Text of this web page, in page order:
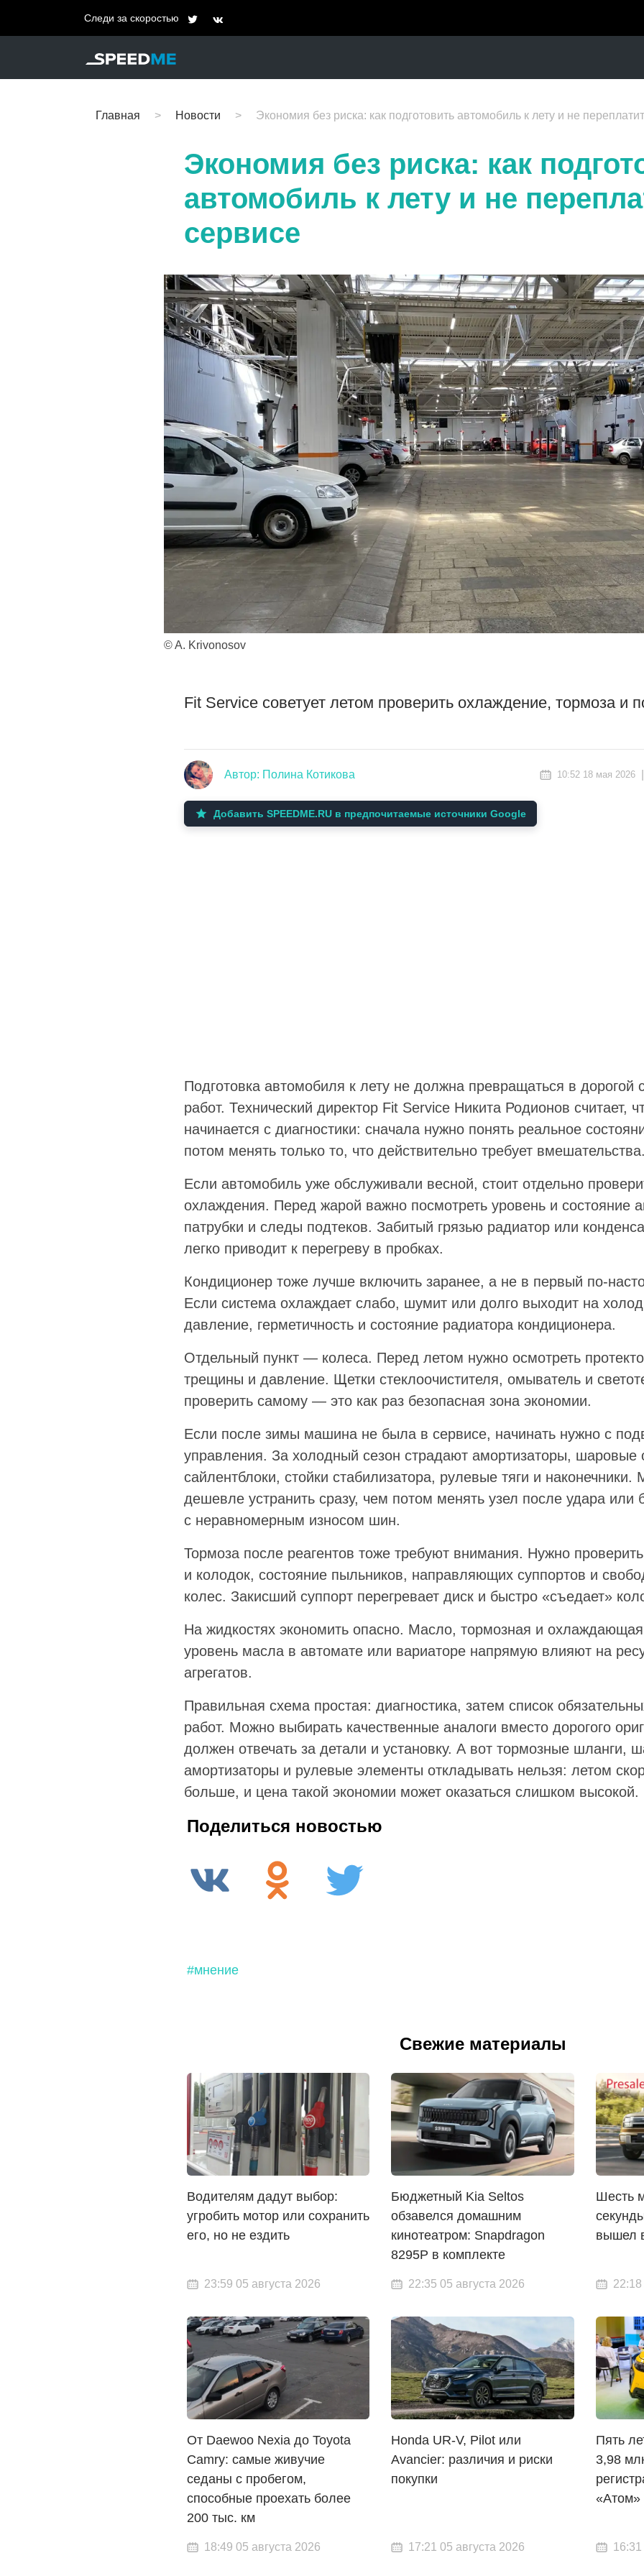
Следи за скоростью
Главная Новости Экономия без риска: как подготовить автомобиль к лету и не
Экономия без риска: как
автомобиль к лету и не
сервисе
© A. Krivonosov
Fit Service советует летом проверить охлаждение, тормоза и
Автор: Полина Котикова 10:52 18 мая 2026
Добавить SPEEDME.RU в предпочитаемые источники Google
Подготовка автомобиля к лету не должна превращаться в дорогой
работ. Технический директор Fit Service Никита Родионов считает,
начинается с диагностики: сначала нужно понять реальное
потом менять только то, что действительно требует вмешательства.
Если автомобиль уже обслуживали весной, стоит отдельно
охлаждения. Перед жарой важно посмотреть уровень и состояние
патрубки и следы подтеков. Забитый грязью радиатор или
легко приводит к перегреву в пробках.
Кондиционер тоже лучше включить заранее, а не в первый по-
Если система охлаждает слабо, шумит или долго выходит на
давление, герметичность и состояние радиатора кондиционера.
Отдельный пункт — колеса. Перед летом нужно осмотреть
трещины и давление. Щетки стеклоочистителя, омыватель и
проверить самому — это как раз безопасная зона экономии.
Если после зимы машина не была в сервисе, начинать нужно с
управления. За холодный сезон страдают амортизаторы, шаровые
сайлентблоки, стойки стабилизатора, рулевые тяги и
дешевле устранить сразу, чем потом менять узел после удара или
с неравномерным износом шин.
Тормоза после реагентов тоже требуют внимания. Нужно
и колодок, состояние пыльников, направляющих суппортов и
колес. Закисший суппорт перегревает диск и быстро «съедает»
На жидкостях экономить опасно. Масло, тормозная и
уровень масла в автомате или вариаторе напрямую влияют на
агрегатов.
Правильная схема простая: диагностика, затем список
работ. Можно выбирать качественные аналоги вместо дорогого
должен отвечать за детали и установку. А вот тормозные шланги,
амортизаторы и рулевые элементы откладывать нельзя: летом
больше, и цена такой экономии может оказаться слишком высокой.
Поделиться новостью
#мнение
Свежие материалы
Водителям дадут выбор:
угробить мотор или сохранить
его, но не ездить
23:59 05 августа 2026
Бюджетный Kia Seltos
обзавелся домашним
кинотеатром: Snapdragon
8295P в комплекте
22:35 05 августа 2026
Шесть
вышел
22:18
От Daewoo Nexia до Toyota
Camry: самые живучие
седаны с пробегом,
способные проехать более
200 тыс. км
18:49 05 августа 2026
Honda UR-V, Pilot или
Avancier: различия и риски
покупки
17:21 05 августа 2026
Пять
3,98
«Атом»
16:31